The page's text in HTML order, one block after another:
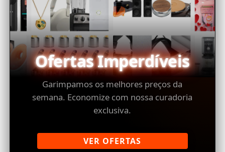
Ofertas Imperdíveis
Garimpamos os melhores preços da
semana. Economize com nossa curadoria
exclusiva.
VER OFERTAS